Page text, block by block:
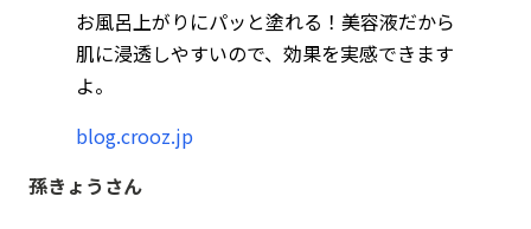
お風呂上がりにパッと塗れる！美容液だから
肌に浸透しやすいので、効果を実感できます
よ。
blog.crooz.jp
孫きょうさん